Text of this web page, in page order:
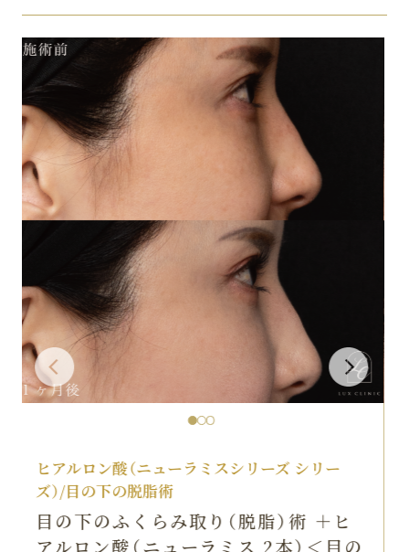
ヒアルロン酸（ニューラミスシリーズ シリー
ズ）/目の下の脱脂術
目の下のふくらみ取り（脱脂）術 ＋ヒ
アルロン酸（ニューラミス 2本）＜目の